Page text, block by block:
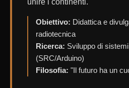
ORA
MONDO
GREEN
FOREVER
unire i continenti.
Obiettivo: Didattica e
radiotecnica
Ricerca: Sviluppo di
(SRC/Arduino)
Filosofia: "Il futuro ha un